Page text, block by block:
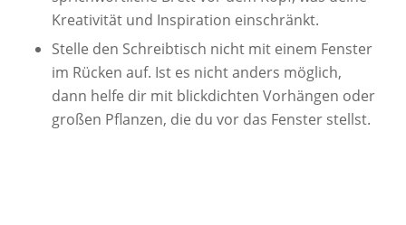
Kreativität und Inspiration einschränkt.
Stelle den Schreibtisch nicht mit einem Fenster
im Rücken auf. Ist es nicht anders möglich,
dann helfe dir mit blickdichten Vorhängen oder
großen Pflanzen, die du vor das Fenster stellst.